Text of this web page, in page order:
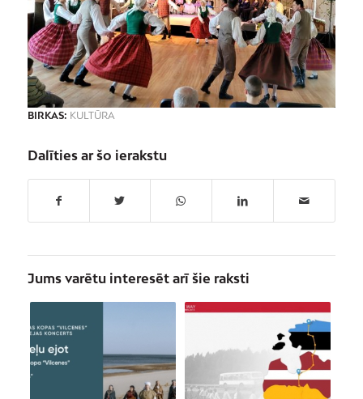
BIRKAS: KULTŪRA
Dalīties ar šo ierakstu
Jums varētu interesēt arī šie raksti